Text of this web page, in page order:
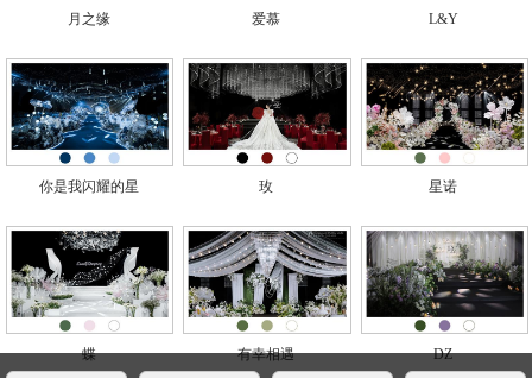
月之缘 爱慕 L&Y
你是我闪耀的星 玫 星诺
蝶 有幸相遇 DZ